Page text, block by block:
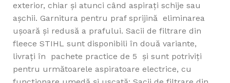
exterior, chiar și atunci când aspirați schije sau
așchii. Garnitura pentru praf sprijină eliminarea
ușoară și redusă a prafului. Sacii de filtrare din
fleece STIHL sunt disponibili în două variante,
livrați în pachete practice de 5 și sunt potriviți
pentru următoarele aspiratoare electrice, cu